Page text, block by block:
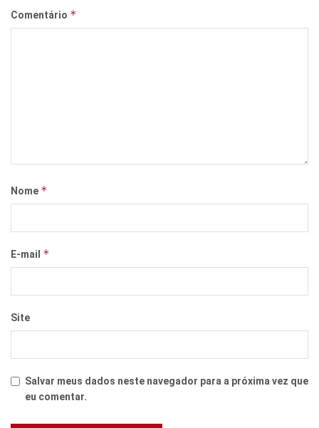
Comentário *
Nome *
E-mail *
Site
Salvar meus dados neste navegador para a próxima vez que
eu comentar.